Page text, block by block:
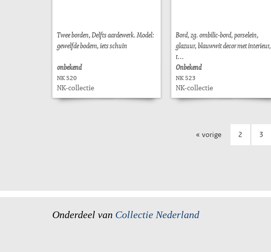
Twee borden, Delfts aardewerk. Model:
gewelfde bodem, iets schuin
onbekend
NK 520
NK-collectie
Bord, zg. ombilic-bord, porselein,
glazuur, blauwwit decor met interieur,
t...
Onbekend
NK 523
NK-collectie
« vorige 2 3
Onderdeel van Collectie Nederland